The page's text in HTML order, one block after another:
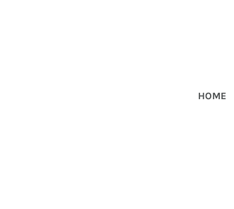
HOME